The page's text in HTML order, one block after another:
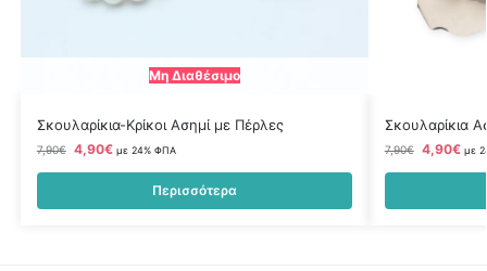
Μη Διαθέσιμο
Σκουλαρίκια-Κρίκοι Ασημί με Πέρλες
7,90€ 4,90€ με 24% ΦΠΑ
Περισσότερα
Σκουλαρίκια
7,90€ 4,90€ με